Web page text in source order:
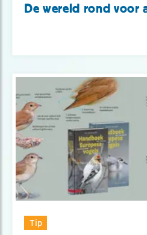
De wereld rond voor
Tip